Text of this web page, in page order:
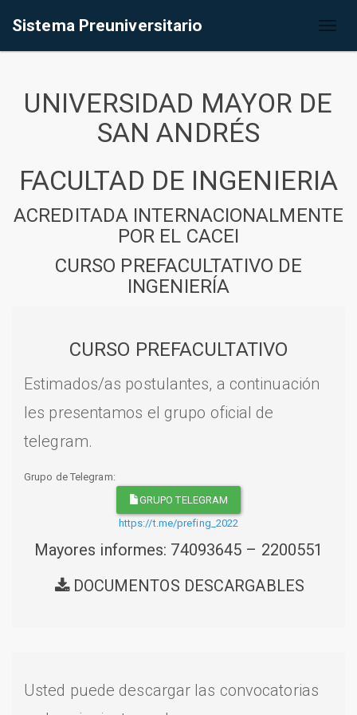
Sistema Preuniversitario
UNIVERSIDAD MAYOR DE
SAN ANDRÉS
FACULTAD DE INGENIERIA
ACREDITADA INTERNACIONALMENTE
POR EL CACEI
CURSO PREFACULTATIVO DE
INGENIERÍA
CURSO PREFACULTATIVO
Estimados/as postulantes, a continuación
les presentamos el grupo oficial de
telegram.
Grupo de Telegram:
GRUPO TELEGRAM
https://t.me/prefing_2022
Mayores informes: 74093645 – 2200551
DOCUMENTOS DESCARGABLES
Usted puede descargar las convocatorias